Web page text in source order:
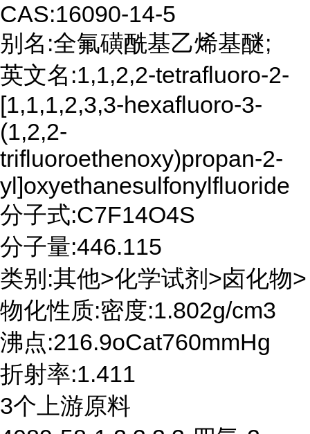
CAS:16090-14-5
别名:全氟磺酰基乙烯基醚;
英文名:1,1,2,2-tetrafluoro-2-
[1,1,1,2,3,3-hexafluoro-3-
(1,2,2-
trifluoroethenoxy)propan-2-
yl]oxyethanesulfonylfluoride
分子式:C7F14O4S
分子量:446.115
类别:其他>化学试剂>卤化物>
物化性质:密度:1.802g/cm3
沸点:216.9oCat760mmHg
折射率:1.411
3个上游原料